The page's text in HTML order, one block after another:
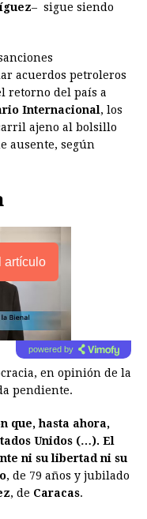
– sigue siendo
acuerdos petroleros
retorno del país a
Internacional, los
ajeno al bolsillo
ausente, según
artículo
powered by
en opinión de la
pendiente.
que, hasta ahora,
Unidos (…). El
ni su libertad ni su
, de 79 años y jubilado
, de Caracas.